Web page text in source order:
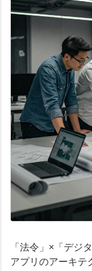
「法令」×「デジ
アプリのアーキテ